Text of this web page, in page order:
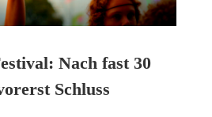
Nach fast 30
Schluss